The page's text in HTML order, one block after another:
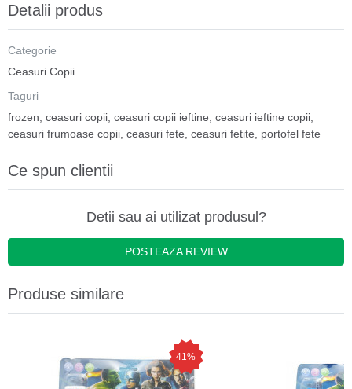
Detalii produs
Categorie
Ceasuri Copii
Taguri
frozen ceasuri copii ceasuri copii ieftine ceasuri ieftine copii
ceasuri frumoase copii ceasuri fete ceasuri fetite portofel fete
Ce spun clientii
Detii sau ai utilizat produsul?
POSTEAZA REVIEW
Produse similare
41%